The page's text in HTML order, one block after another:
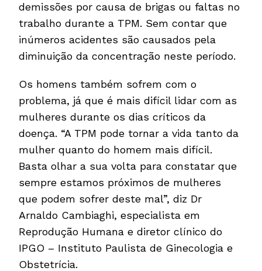
demissões por causa de brigas ou faltas no
trabalho durante a TPM. Sem contar que
inúmeros acidentes são causados pela
diminuição da concentração neste período.
Os homens também sofrem com o
problema, já que é mais difícil lidar com as
mulheres durante os dias críticos da
doença. “A TPM pode tornar a vida tanto da
mulher quanto do homem mais difícil.
Basta olhar a sua volta para constatar que
sempre estamos próximos de mulheres
que podem sofrer deste mal”, diz Dr
Arnaldo Cambiaghi, especialista em
Reprodução Humana e diretor clínico do
IPGO – Instituto Paulista de Ginecologia e
Obstetrícia.